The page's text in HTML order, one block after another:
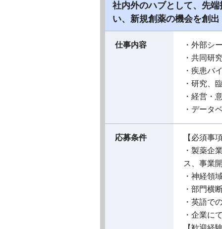
社内外のハブとして、先
い、新規創薬の機会を創出
仕事内容
・外部シ
・共同研
・疾患バ
・研究、
・経営・
・データ
応募条件
【必須事
・製薬企
ス、事業
・神経領
・部門横
・英語で
・企業に